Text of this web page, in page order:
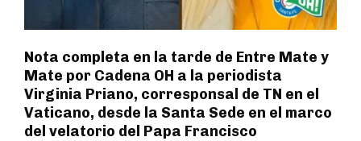
Nota completa en la tarde de Entre Mate y
Mate por Cadena OH a la periodista
Virginia Priano, corresponsal de TN en el
Vaticano, desde la Santa Sede en el marco
del velatorio del Papa Francisco